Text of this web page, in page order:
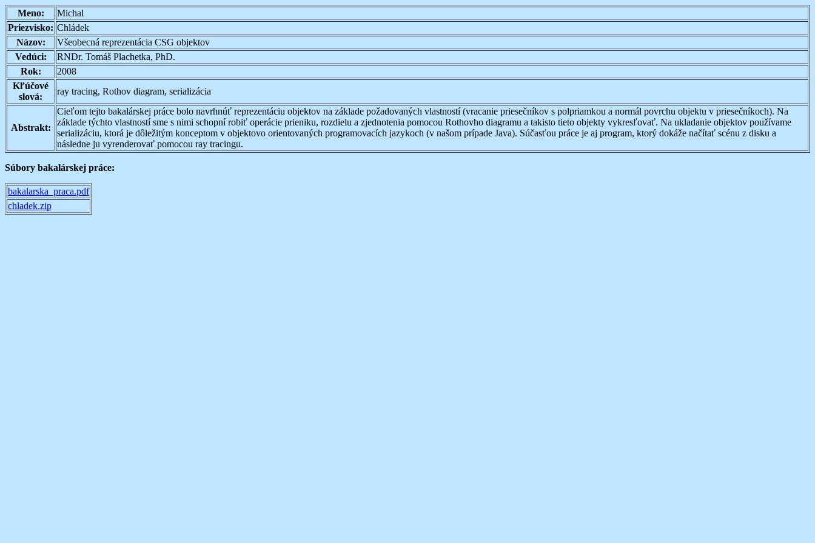
Meno:
Michal
Priezvisko: Chládek
Názov:
Všeobecná reprezentácia CSG objektov
Vedúci:
RNDr. Tomáš Plachetka, PhD.
Rok:
2008
Kľúčové
slová:
ray tracing, Rothov diagram, serializácia
Abstrakt:
Cieľom tejto bakalárskej práce bolo navrhnúť reprezentáciu objektov na základe požadovaných vlastností (vracanie priesečníkov s polpriamkou a normál povrchu objektu v priesečníkoch). Na
základe týchto vlastností sme s nimi schopní robiť operácie prieniku, rozdielu a zjednotenia pomocou Rothovho diagramu a takisto tieto objekty vykresľovať. Na ukladanie objektov používame
serializáciu, ktorá je dôležitým konceptom v objektovo orientovaných programovacích jazykoch (v našom prípade Java). Súčasťou práce je aj program, ktorý dokáže načítať scénu z disku a
následne ju vyrenderovať pomocou ray tracingu.
Súbory bakalárskej práce:
bakalarska_praca.pdf
chladek.zip